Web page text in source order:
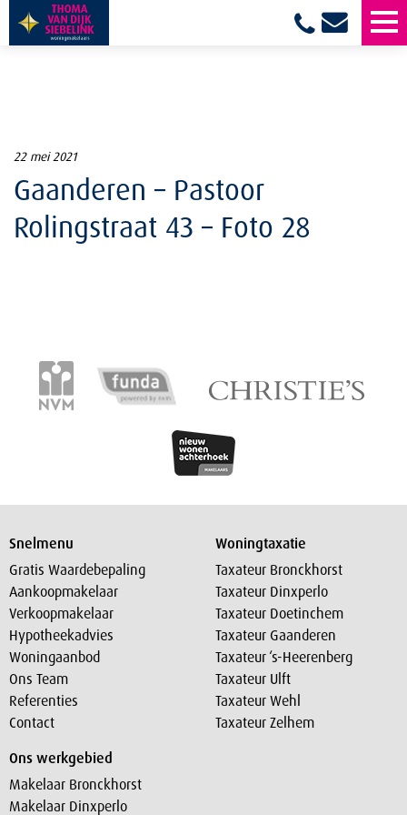
22 mei 2021
Gaanderen – Pastoor
Rolingstraat 43 – Foto 28
Snelmenu
Gratis Waardebepaling
Aankoopmakelaar
Verkoopmakelaar
Hypotheekadvies
Woningaanbod
Ons Team
Referenties
Contact
Woningtaxatie
Taxateur Bronckhorst
Taxateur Dinxperlo
Taxateur Doetinchem
Taxateur Gaanderen
Taxateur ‘s-Heerenberg
Taxateur Ulft
Taxateur Wehl
Taxateur Zelhem
Ons werkgebied
Makelaar Bronckhorst
Makelaar Dinxperlo